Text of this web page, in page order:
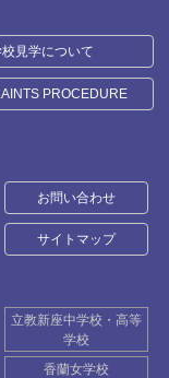
見学について
PROCEDURE
お問い合わせ
サイトマップ
立教新座中学校・高等
学校
香蘭女学校